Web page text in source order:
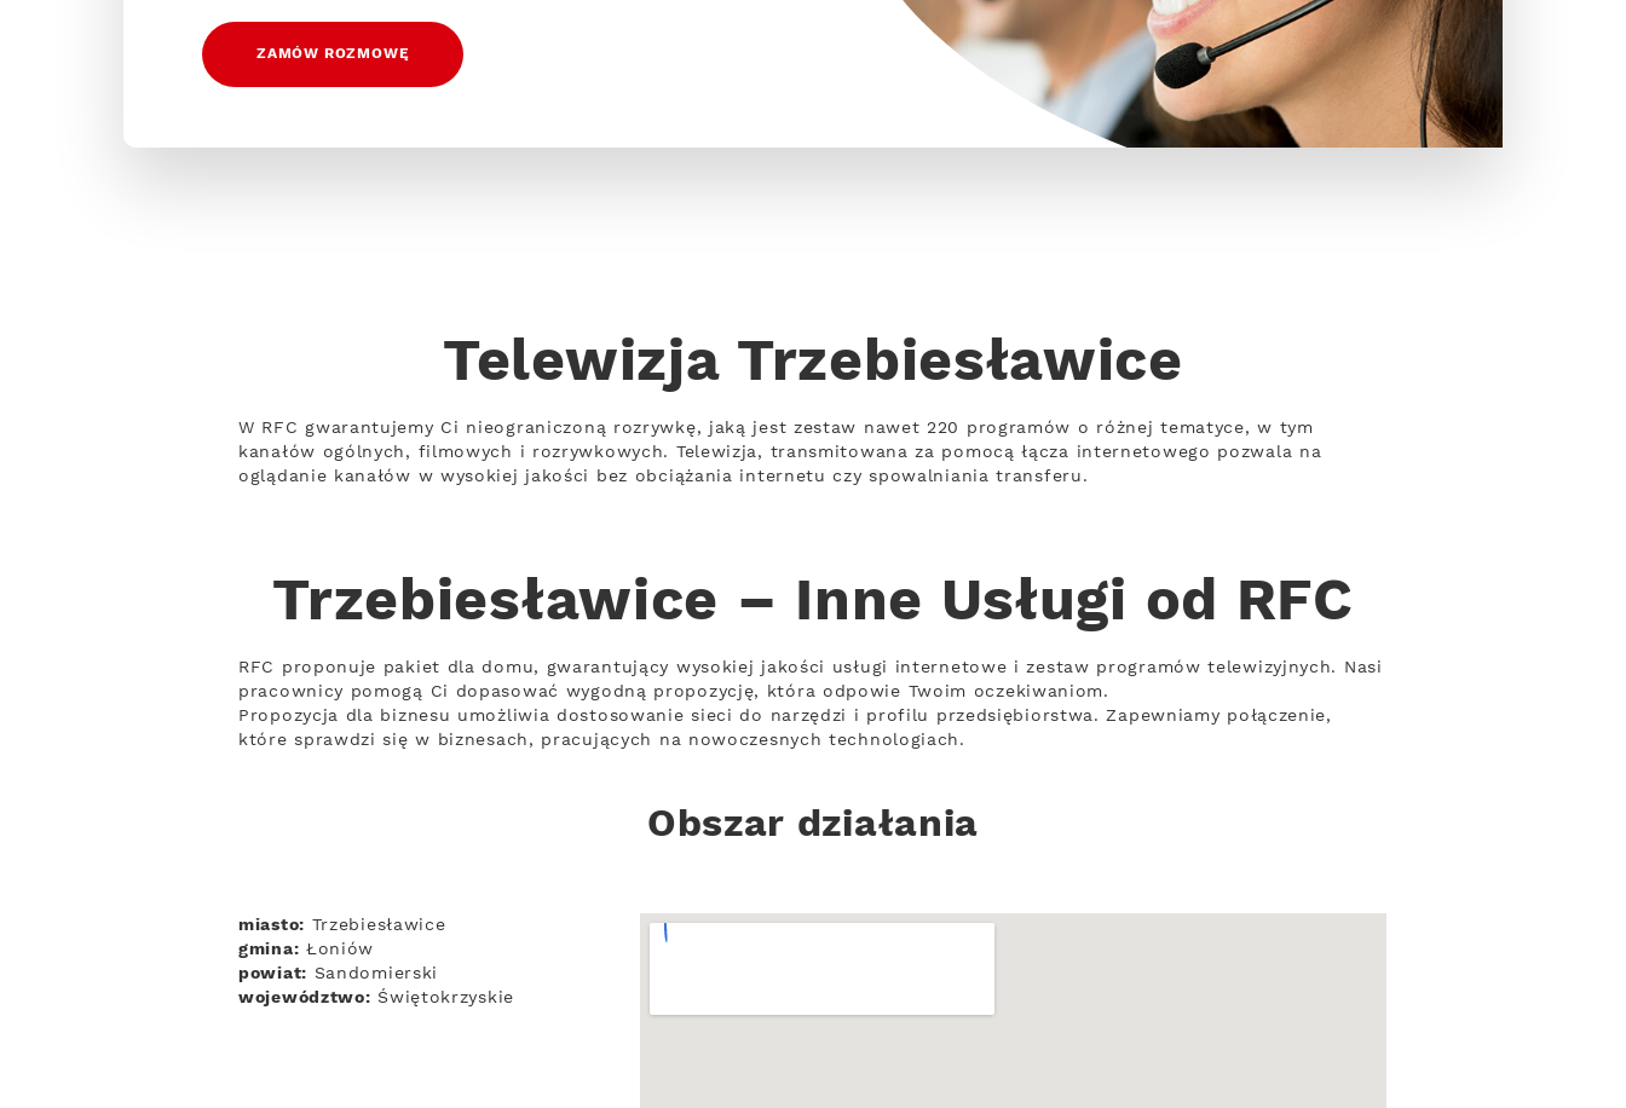
ZAMÓW ROZMOWĘ
Telewizja Trzebiesławice
W RFC gwarantujemy Ci nieograniczoną rozrywkę, jaką jest zestaw nawet 220 programów o różnej tematyce, w tym
kanałów ogólnych, filmowych i rozrywkowych. Telewizja, transmitowana za pomocą łącza internetowego pozwala na
oglądanie kanałów w wysokiej jakości bez obciążania internetu czy spowalniania transferu.
Trzebiesławice – Inne Usługi od RFC
RFC proponuje pakiet dla domu, gwarantujący wysokiej jakości usługi internetowe i zestaw programów telewizyjnych. Nasi
pracownicy pomogą Ci dopasować wygodną propozycję, która odpowie Twoim oczekiwaniom.
Propozycja dla biznesu umożliwia dostosowanie sieci do narzędzi i profilu przedsiębiorstwa. Zapewniamy połączenie,
które sprawdzi się w biznesach, pracujących na nowoczesnych technologiach.
Obszar działania
miasto: Trzebiesławice
gmina: Łoniów
powiat: Sandomierski
województwo: Świętokrzyskie